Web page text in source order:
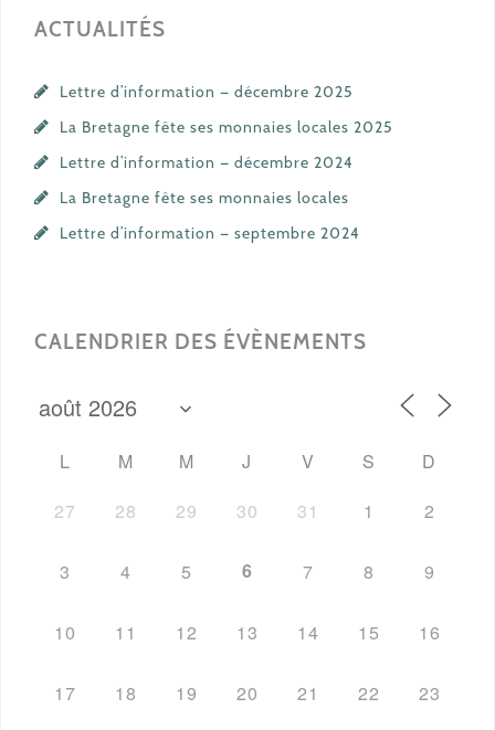
ACTUALITÉS
Lettre d’information — décembre 2025
La Bretagne fête ses monnaies locales 2025
Lettre d’information — décembre 2024
La Bretagne fête ses monnaies locales
Lettre d’information — septembre 2024
CALENDRIER DES ÉVÈNEMENTS
L M M J V S
D
27
28 29 30 31 1 2
3 4 5 6 7 8 9
10 11 12 13 14 15 16
17 18 19 20 21 22 23